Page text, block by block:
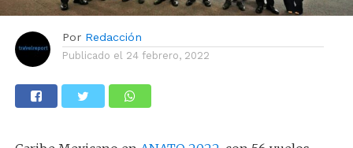
Por Redacción
Publicado el 24 febrero, 2022